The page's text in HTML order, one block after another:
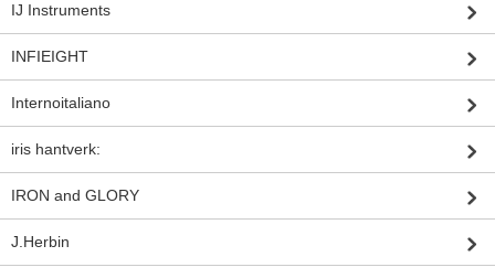
IJ Instruments
INFIEIGHT
Internoitaliano
iris hantverk:
IRON and GLORY
J.Herbin